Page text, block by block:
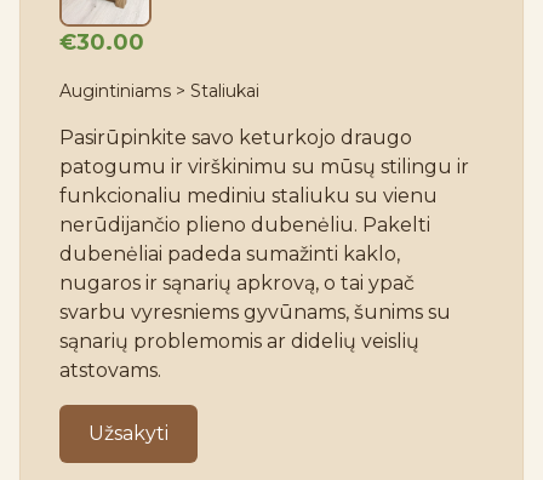
€30.00
Augintiniams > Staliukai
Pasirūpinkite savo keturkojo draugo
patogumu ir virškinimu su mūsų stilingu ir
funkcionaliu mediniu staliuku su vienu
nerūdijančio plieno dubenėliu. Pakelti
dubenėliai padeda sumažinti kaklo,
nugaros ir sąnarių apkrovą, o tai ypač
svarbu vyresniems gyvūnams, šunims su
sąnarių problemomis ar didelių veislių
atstovams.
Užsakyti